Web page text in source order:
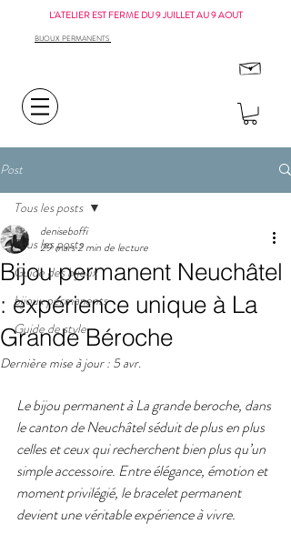
L'ATELIER EST FERME DU 9 JUILLET AU 9 AOUT
BIJOUX PERMANENTS
Post
Tous les posts
Guide des bijoux
bijoux permanents
Guide de style
Tous les posts
Bijou permanent Neuchâtel
: expérience unique à La
Grande Béroche
deniseboffi
29 mars2 min de lecture
Dernière mise à jour : 5 avr.
Le bijou permanent à La grande beroche, dans
le canton de Neuchâtel séduit de plus en plus
celles et ceux qui recherchent bien plus qu’un
simple accessoire. Entre élégance, émotion et
moment privilégié, le bracelet permanent
devient une véritable expérience à vivre.